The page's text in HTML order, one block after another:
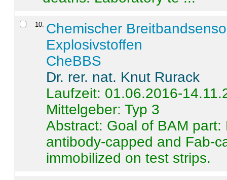
10 Chemischer
Explosivstoffen
CheBBS
Dr. rer. nat. Knut Rurack
Laufzeit: 01.06.2016-
Mittelgeber: Typ 3
Abstract: Goal of BAM
antibody-capped and Fab-
immobilized on test strips.